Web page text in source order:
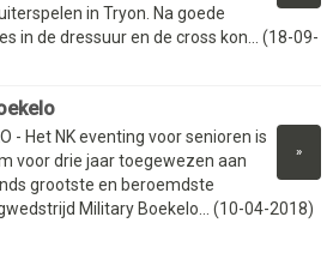
in Tryon. Na goede
in de dressuur en de cross kon... (18-09-
»
- Het NK eventing voor senioren is
voor drie jaar toegewezen aan
grootste en beroemdste
Military Boekelo... (10-04-2018)